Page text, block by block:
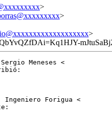
>
>
>
Meneses <
Ingeniero Forigua <